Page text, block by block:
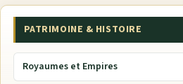
PATRIMOINE & HISTOIRE
Royaumes et Empires